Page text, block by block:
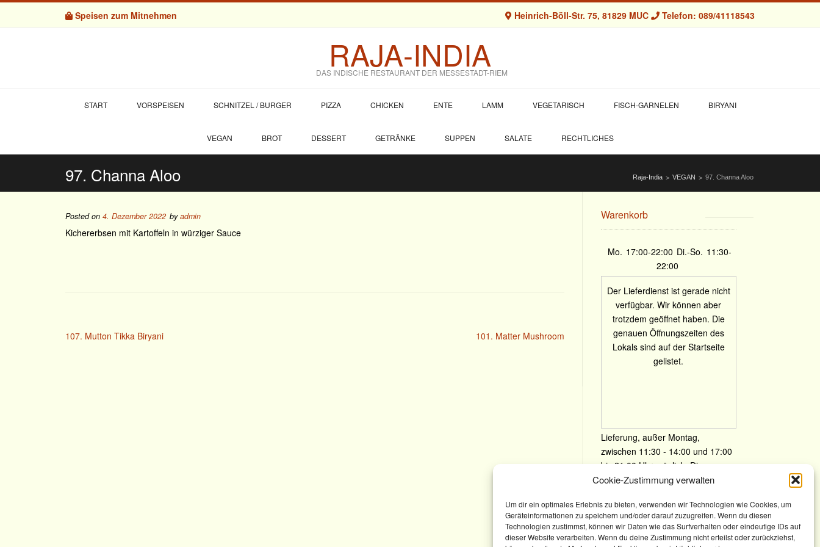
Cookie-Zustimmung verwalten
Um dir ein optimales Erlebnis zu bieten, verwenden wir Technologien wie Cookies, um
Geräteinformationen zu speichern und/oder darauf zuzugreifen. Wenn du diesen
Technologien zustimmst, können wir Daten wie das Surfverhalten oder eindeutige IDs auf
dieser Website verarbeiten. Wenn du deine Zustimmung nicht erteilst oder zurückziehst,
Speisen zum Mitnehmen Heinrich-Böll-Str. 75, 81829 MUC Telefon: 089/41118543
RAJA-INDIA
DAS INDISCHE RESTAURANT DER MESSESTADT-RIEM
START VORSPEISEN SCHNITZEL / BURGER PIZZA CHICKEN ENTE LAMM VEGETARISCH FISCH-GARNELEN BIRYANI
VEGAN BROT DESSERT GETRÄNKE SUPPEN SALATE RECHTLICHES
97. Channa Aloo Raja-India > VEGAN > 97. Channa Aloo
Posted on 4. Dezember 2022 byadmin
Kichererbsen mit Kartoffeln in würziger Sauce
107. Mutton Tikka Biryani 101. Matter Mushroom
Warenkorb
Mo. 17:00-22:00 Di.-So. 11:30-
22:00
Der Lieferdienst ist gerade nicht
verfügbar. Wir können aber
trotzdem geöffnet haben. Die
genauen Öffnungszeiten des
Lokals sind auf der Startseite
gelistet.
Lieferung, außer Montag,
zwischen 11:30 - 14:00 und 17:00
bis 21:00 Uhr möglich. Die
Lieferung ist kostenlos im
Bestellung ab30,00€